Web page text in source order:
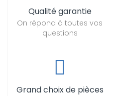
Qualité garantie
On répond à toutes vos
questions
Grand choix de pièces